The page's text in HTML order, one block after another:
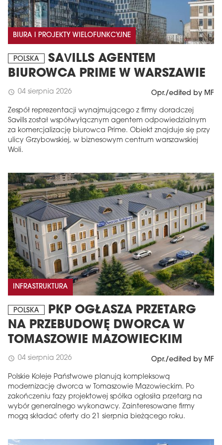
BIURA I PROJEKTY WIELOFUNKCYJNE
POLSKA
SAVILLS AGENTEM
BIUROWCA PRIME W WARSZAWIE
schedule 04 sierpnia 2026 Opr./edited by MF
Zespół reprezentacji wynajmującego z firmy doradczej
Savills został współwyłącznym agentem odpowiedzialnym
za komercjalizację biurowca Prime. Obiekt znajduje się przy
ulicy Grzybowskiej, w biznesowym centrum warszawskiej
Woli.
INFRASTRUKTURA
POLSKA
PKP OGŁASZA PRZETARG
NA PRZEBUDOWĘ DWORCA W
TOMASZOWIE MAZOWIECKIM
schedule 04 sierpnia 2026 Opr./edited by MF
Polskie Koleje Państwowe planują kompleksową
modernizację dworca w Tomaszowie Mazowieckim. Po
zakończeniu fazy projektowej spółka ogłosiła przetarg na
wybór generalnego wykonawcy. Zainteresowane firmy
mogą składać oferty do 21 sierpnia bieżącego roku.